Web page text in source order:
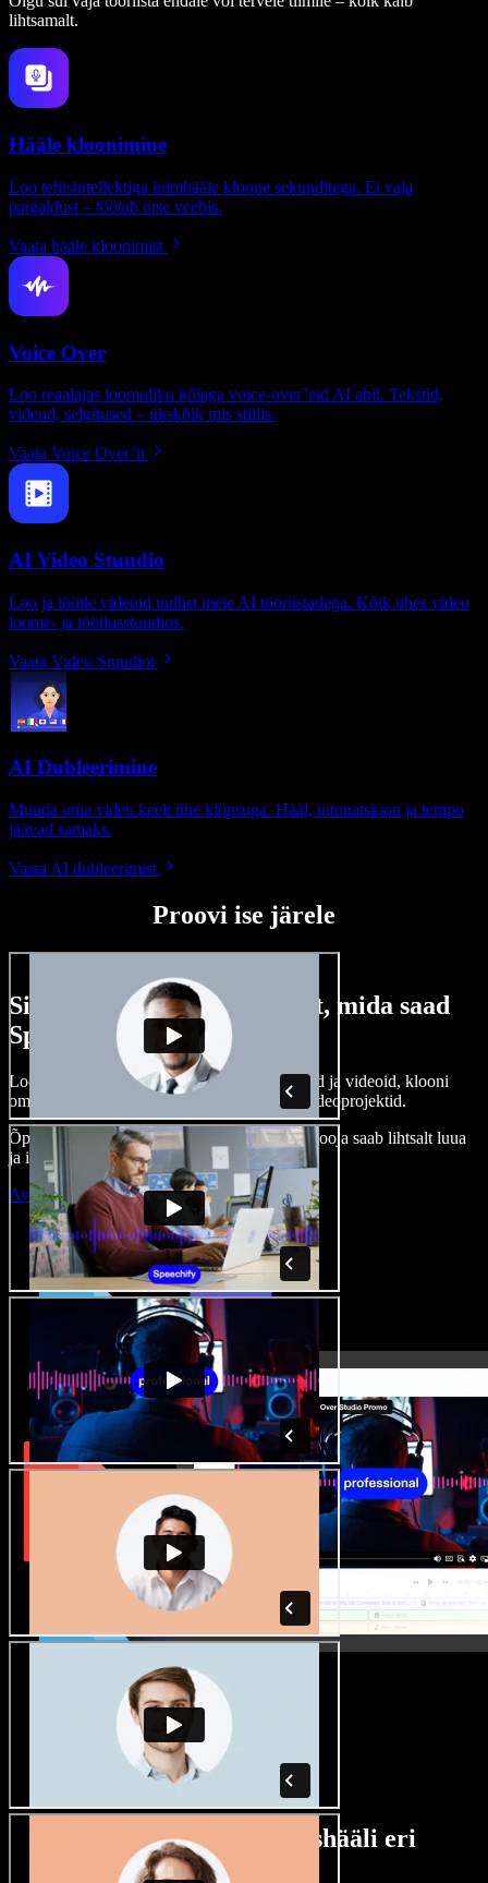
lihtsamalt.
Hääle kloonimine
Loo tehisintellektiga inimhääle kloone sekunditega. Ei vaja
paigaldust – töötab otse veebis.
Vaata hääle kloonimist
Voice Over
Loo reaalajas loomuliku kõlaga voice-over’eid AI abil. Tekstid,
videod, selgitused – ükskõik mis stiilis.
Vaata Voice Over’it
AI Video Stuudio
Loo ja töötle videoid nullist meie AI tööriistadega. Kõik ühes video
loome- ja töötlusstuudios.
Vaata Video Stuudiot
AI Dubleerimine
Muuda oma video keelt ühe klõpsuga. Hääl, intonatsioon ja tempo
jäävad samaks.
Vaata AI dubleerimist
Proovi ise järele
Siin on vaid väike osa sellest, mida saad
Speechify Studioga teha.
Loo voice-over’eid, kasuta tasuta pilte, helisid ja videoid, klooni
oma häält ja pane kokku terviklikud audio-videoprojektid.
Õppimiskõver puudub, kõik töötab veebis – looja saab lihtsalt luua
ja ideed kiiresti ellu viia.
Ava Studio
Lai valik mees- ja naishääli eri
aktsentidega